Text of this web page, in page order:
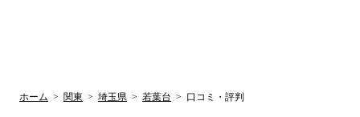
ホーム > 関東 > 埼玉県 > 若葉台 > 口コミ・評判